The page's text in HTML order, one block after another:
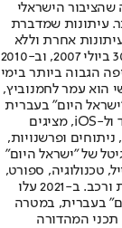
הישראלי
עיתונות שמדברת
אחרת וללא
תשלום. המהדורה המודפסת הראשונה פורסמה ב-30 ביולי 2007, וב-2010
הגבוה ביותר בימי
הוא עמר לחמנוביץ,
היום" בעברית
ובאנגלית, כמו כן היישומונים (אפליקציות) לאנדרואיד ול-iOS, מציגים
ופרשנויות,
של "ישראל היום"
טכנולוגיה, ספורט,
כלכלה וצרכנות, בריאות, חיילים, אוכל, יהדות, תיירות ורכב. ב-2021 עלו
בעברית, במטרה
תכני המהדורה